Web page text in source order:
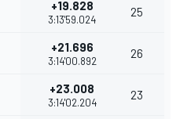
+19.828
3:13'59.024
25
+21.696
3:14'00.892
26
+23.008
3:14'02.204
23